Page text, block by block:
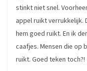
stinkt niet snel.
appel ruikt verrukkelijk.
hem goed ruikt. En ik
caafjes. Mensen die op
ruikt. Goed teken toch?!